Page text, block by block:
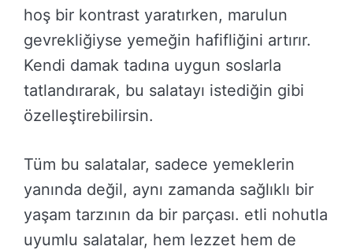
hoş bir kontrast yaratırken, marulun
gevrekliğiyse yemeğin hafifliğini artırır.
Kendi damak tadına uygun soslarla
tatlandırarak, bu salatayı istediğin gibi
özelleştirebilirsin.
Tüm bu salatalar, sadece yemeklerin
yanında değil, aynı zamanda sağlıklı bir
yaşam tarzının da bir parçası. etli nohutla
uyumlu salatalar, hem lezzet hem de